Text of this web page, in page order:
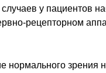
у пациентов
рецепторном
нормального зрения